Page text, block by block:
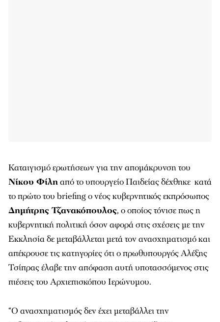
Καταιγισμό ερωτήσεων για την απομάκρυνση του
Νίκου Φίληαπό το υπουργείο Παιδείας δέχθηκε κατά
το πρώτο του briefing ο νέος κυβερνητικός εκπρόσωπος
Δημήτρης Τζανακόπουλος, ο οποίος τόνισε πως η
κυβερνητική πολιτική όσον αφορά στις σχέσεις με την
Εκκλησία δε μεταβάλλεται μετά τον ανασχηματισμό και
απέκρουσε τις κατηγορίες ότι ο πρωθυπουργός Αλέξης
Τσίπρας έλαβε την απόφαση αυτή υποτασσόμενος στις
πιέσεις του Αρχιεπισκόπου Ιερώνυμου.
“Ο ανασχηματισμός δεν έχει μεταβάλλει την